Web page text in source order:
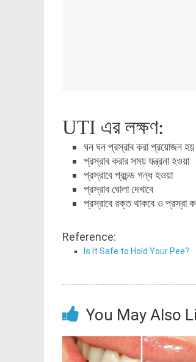
UTI এর লক্ষণ:
ঘন ঘন প্রস্রাব করা প্রয়োজন হয়
প্রস্রাব করার সময় যন্ত্রনা হওয়া
প্রস্রাবে প্রচন্ড গন্ধ হওয়া
প্রস্রাব ঘোলা দেখাবে
প্রস্রাবে রক্ত থাকবে ও প্রস্রা
Reference:
Is It Safe to Hold Your Pee?
You May Also